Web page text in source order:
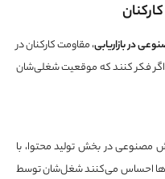
، مقاومت کارکنان در
کنند که موقعیت شغلی‌شان
بخش تولید محتوا، با
می‌کنند شغل‌شان توسط